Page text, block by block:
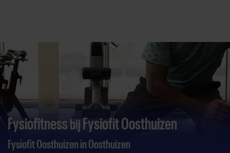
Direct door naar content
Fysiofitness bij Fysiofit Oosthuizen
Fysiofit Oosthuizen in Oosthuizen